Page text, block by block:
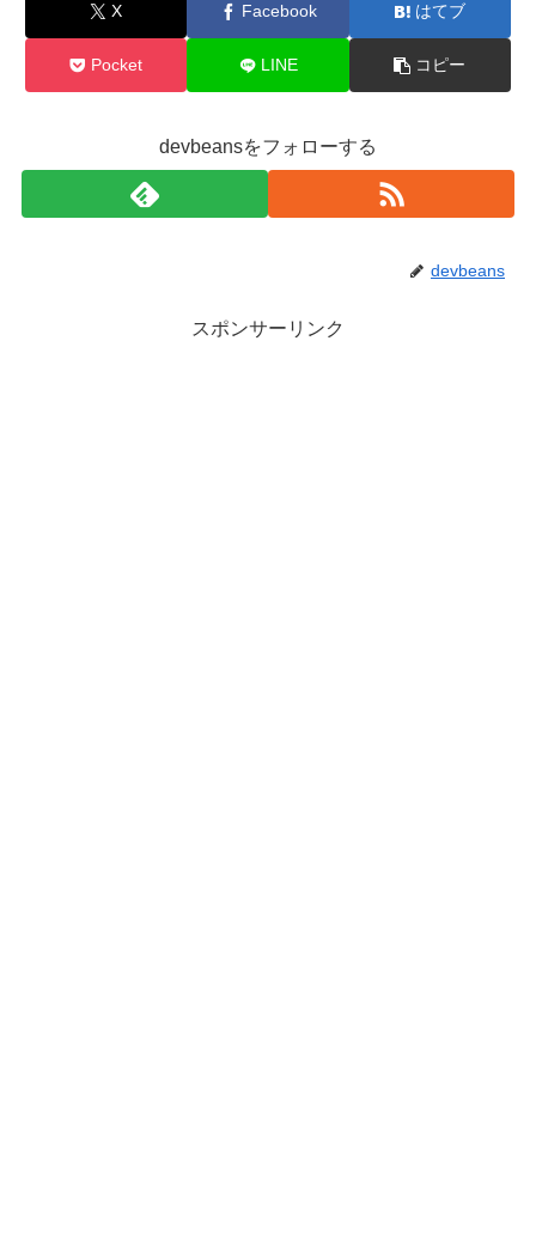
X Facebook はてブ
Pocket LINE コピー
devbeansをフォローする
devbeans
スポンサーリンク